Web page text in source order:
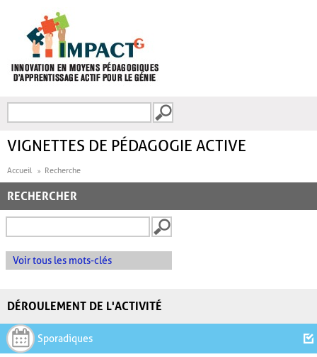
FORMULAIRE DE
VIGNETTES DE PÉDAGOGIE ACTIVE
Accueil Recherche
RECHERCHER
Voir tous les mots-clés
DÉROULEMENT DE L'ACTIVITÉ
Sporadiques